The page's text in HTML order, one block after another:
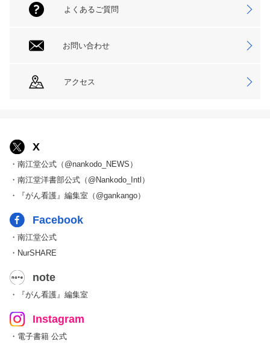
よくあるご質問
お問い合わせ
アクセス
X
・南江堂公式（@nankodo_NEWS）
・南江堂洋書部公式（@Nankodo_Intl）
・『がん看護』編集室（@gankango）
Facebook
・南江堂公式
・NurSHARE
note
・『がん看護』編集室
Instagram
・電子書籍 公式